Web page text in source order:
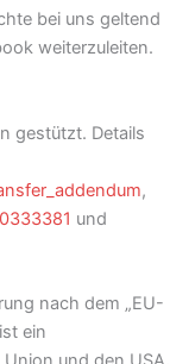
bei uns geltend
weiterzuleiten.
gestützt. Details
,
und
nach dem „EU-
ein